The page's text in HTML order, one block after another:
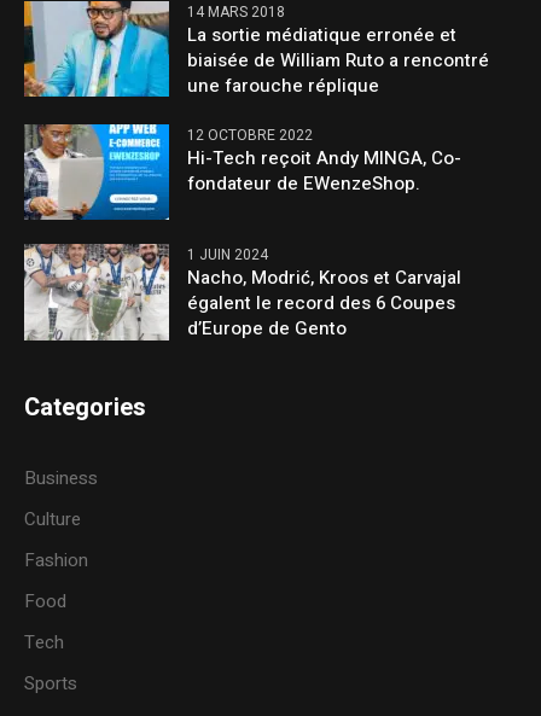
14 MARS 2018
La sortie médiatique erronée et
biaisée de William Ruto a rencontré
une farouche réplique
12 OCTOBRE 2022
Hi-Tech reçoit Andy MINGA, Co-
fondateur de EWenzeShop.
1 JUIN 2024
Nacho, Modrić, Kroos et Carvajal
égalent le record des 6 Coupes
d’Europe de Gento
Categories
Business
Culture
Fashion
Food
Tech
Sports